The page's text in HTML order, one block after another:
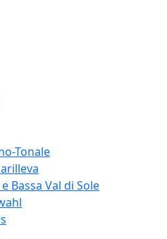
Tonale
Bassa Val di Sole